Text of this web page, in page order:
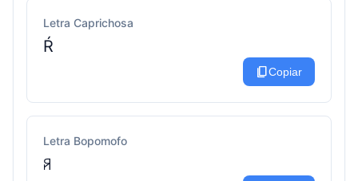
Letra Caprichosa
Ŕ
content_copyCopiar
Letra Bopomofo
ꋪ